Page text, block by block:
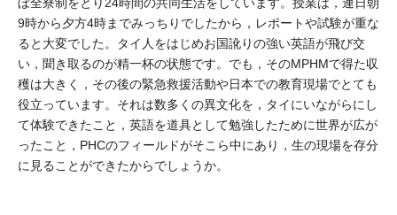
9時から夕方4時までみっちりでしたから，レポートや試験が重な
ると大変でした。タイ人をはじめお国訛りの強い英語が飛び交
い，聞き取るのが精一杯の状態です。でも，そのMPHMで得た収
穫は大きく，その後の緊急救援活動や日本での教育現場でとても
役立っています。それは数多くの異文化を，タイにいながらにし
て体験できたこと，英語を道具として勉強したために世界が広が
ったこと，PHCのフィールドがそこら中にあり，生の現場を存分
に見ることができたからでしょうか。